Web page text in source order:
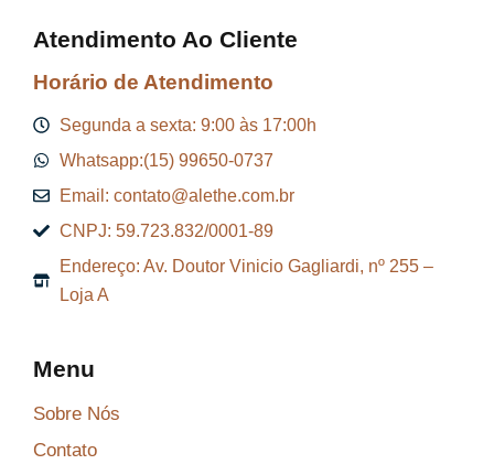
Atendimento Ao Cliente
Horário de Atendimento
Segunda a sexta: 9:00 às 17:00h
Whatsapp:(15) 99650-0737
Email: contato@alethe.com.br
CNPJ: 59.723.832/0001-89
Endereço: Av. Doutor Vinicio Gagliardi, nº 255 –
Loja A
Menu
Sobre Nós
Contato